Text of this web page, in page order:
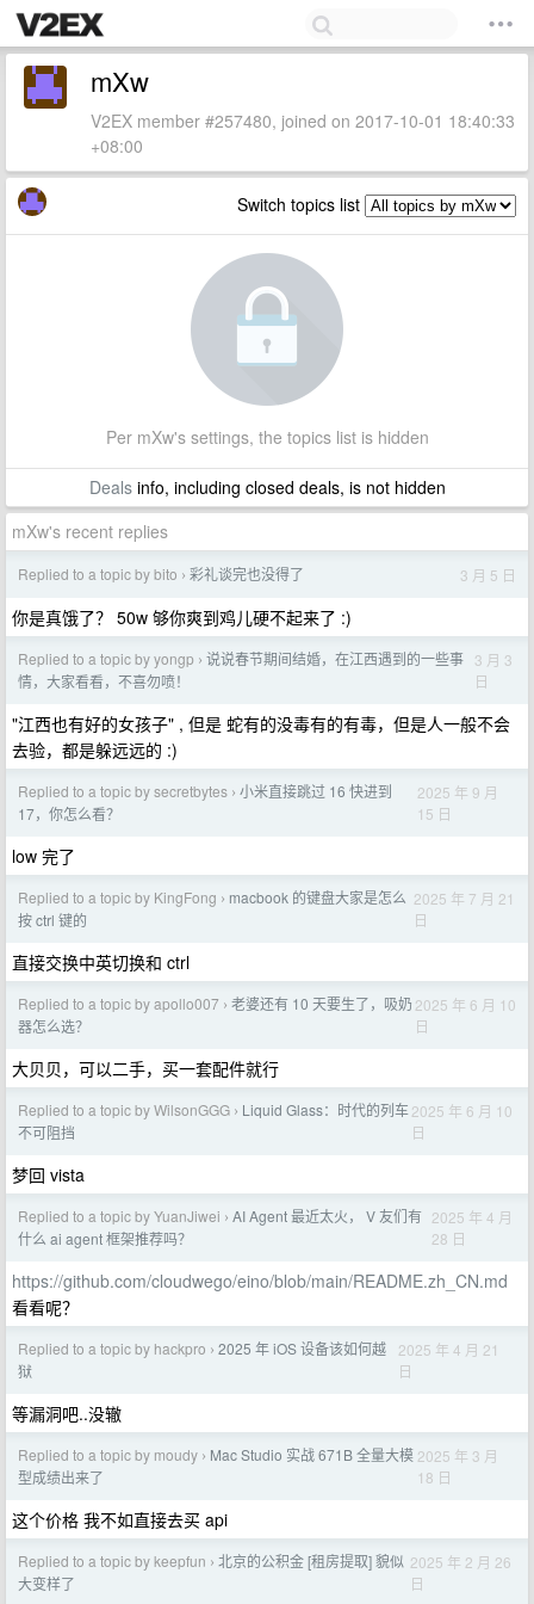
mXw
V2EX member #257480, joined on 2017-10-01 18:40:33
+08:00
Switch topics list
Per mXw's settings, the topics list is hidden
Dealsinfo, including closed deals, is not hidden
mXw's recent replies
Replied to a topic by bito › 彩礼谈完也没得了 3 月 5 日
你是真饿了？ 50w 够你爽到鸡儿硬不起来了 :)
Replied to a topic by yongp › 说说春节期间结婚，在江西遇到的一些事
情，大家看看，不喜勿喷！
3 月 3
日
"江西也有好的女孩子" , 但是 蛇有的没毒有的有毒，但是人一般不会
去验，都是躲远远的 :)
Replied to a topic by secretbytes › 小米直接跳过 16 快进到
17，你怎么看？
2025 年 9 月
15 日
low 完了
Replied to a topic by KingFong › macbook 的键盘大家是怎么
按 ctrl 键的
2025 年 7 月 21
日
直接交换中英切换和 ctrl
Replied to a topic by apollo007 › 老婆还有 10 天要生了，吸奶
器怎么选？
2025 年 6 月 10
日
大贝贝，可以二手，买一套配件就行
Replied to a topic by WilsonGGG › Liquid Glass：时代的列车
不可阻挡
2025 年 6 月 10
日
梦回 vista
Replied to a topic by YuanJiwei › AI Agent 最近太火， V 友们有
什么 ai agent 框架推荐吗？
2025 年 4 月
28 日
https://github.com/cloudwego/eino/blob/main/README.zh_CN.md
看看呢？
Replied to a topic by hackpro › 2025 年 iOS 设备该如何越
狱
2025 年 4 月 21
日
等漏洞吧..没辙
Replied to a topic by moudy › Mac Studio 实战 671B 全量大模
型成绩出来了
2025 年 3 月
18 日
这个价格 我不如直接去买 api
Replied to a topic by keepfun › 北京的公积金 [租房提取] 貌似
大变样了
2025 年 2 月 26
日